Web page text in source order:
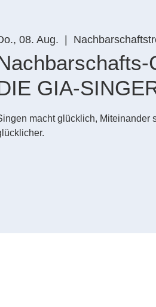
08. Aug.
GIA-
macht glücklich, Miteinander